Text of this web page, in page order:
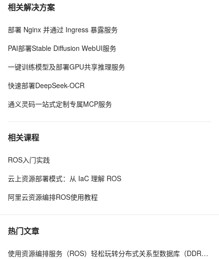
相关解决方案
部署 Nginx 并通过 Ingress 暴露服务
PAI部署Stable Diffusion WebUI服务
一键训练模型及部署GPU共享推理服务
快速部署DeepSeek-OCR
通义灵码一站式定制专属MCP服务
相关课程
ROS入门实践
云上资源部署模式：从 IaC 理解 ROS
阿里云资源编排ROS使用教程
热门文章
使用资源编排服务（ROS）轻松玩转分布式关系型数据库（DDRS）